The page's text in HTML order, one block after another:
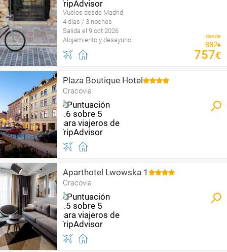
Vuelos desde Madrid
4 días / 3 noches
Salida el 9 oct 2026
Alojamiento y desayuno
desde
882€
757€
Plaza Boutique Hotel
Cracovia
Aparthotel Lwowska 1
Cracovia